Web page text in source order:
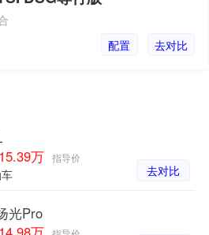
去对比
配置
万 指导价
去对比
光Pro